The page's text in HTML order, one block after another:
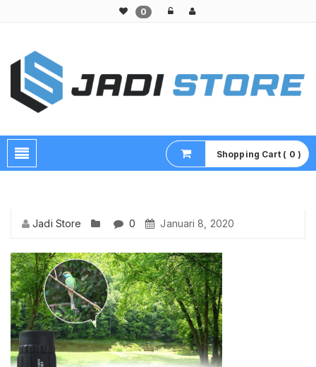
0
Shopping Cart ( 0 )
Jadi Store 0 Januari 8, 2020